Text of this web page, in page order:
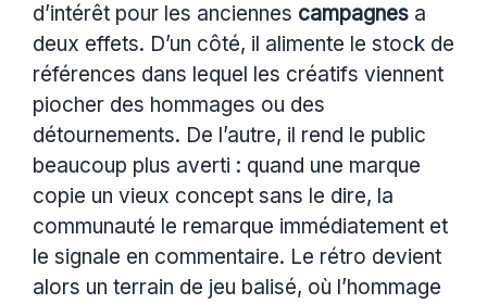
d’intérêt pour les anciennes campagnes a
deux effets. D’un côté, il alimente le stock de
références dans lequel les créatifs viennent
piocher des hommages ou des
détournements. De l’autre, il rend le public
beaucoup plus averti : quand une marque
copie un vieux concept sans le dire, la
communauté le remarque immédiatement et
le signale en commentaire. Le rétro devient
alors un terrain de jeu balisé, où l’hommage